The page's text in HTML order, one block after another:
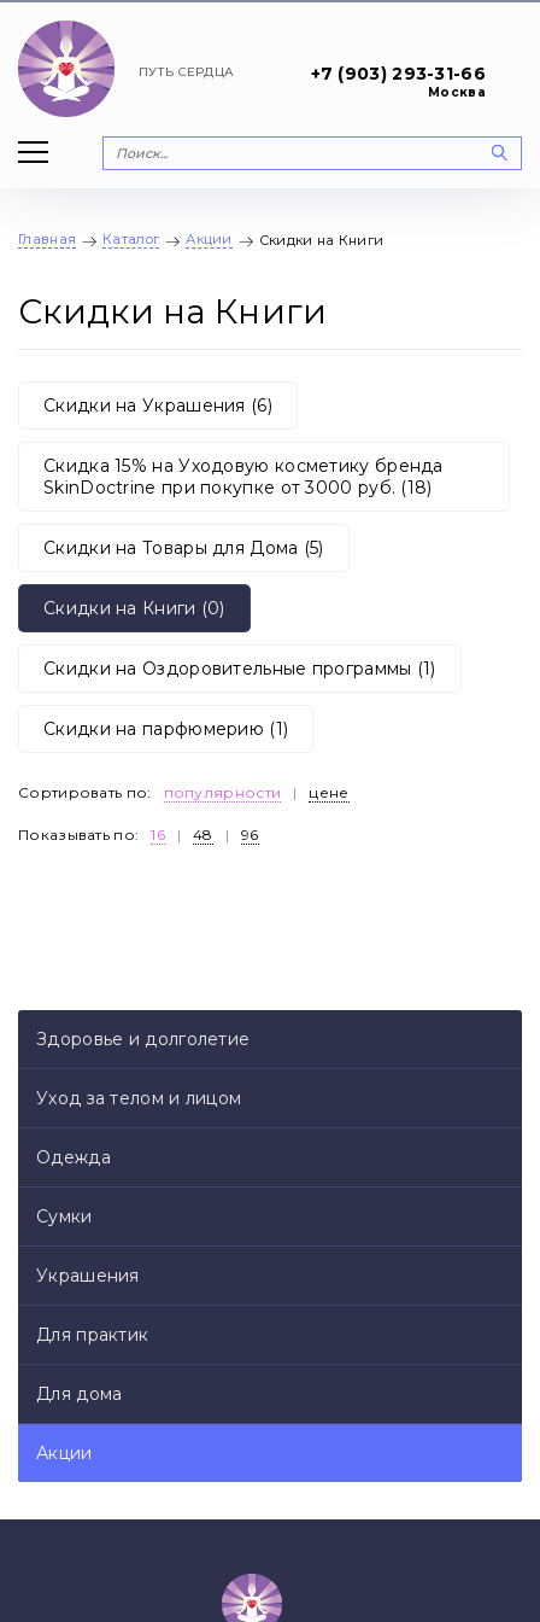
ПУТЬ СЕРДЦА +7 (903) 293-31-66
Москва
Здоровье и долголетие
Уход за телом и лицом
Одежда
Сумки
Украшения
Для практик
Для дома
Акции
Главная Каталог Акции Скидки на Книги
Скидки на Книги
Скидки на Украшения (6)
Скидка 15% на Уходовую косметику бренда
SkinDoctrine при покупке от 3000 руб. (18)
Скидки на Товары для Дома (5)
Скидки на Книги (0)
Скидки на Оздоровительные программы (1)
Скидки на парфюмерию (1)
Сортировать по: популярности | цене
Показывать по: 16 | 48 | 96